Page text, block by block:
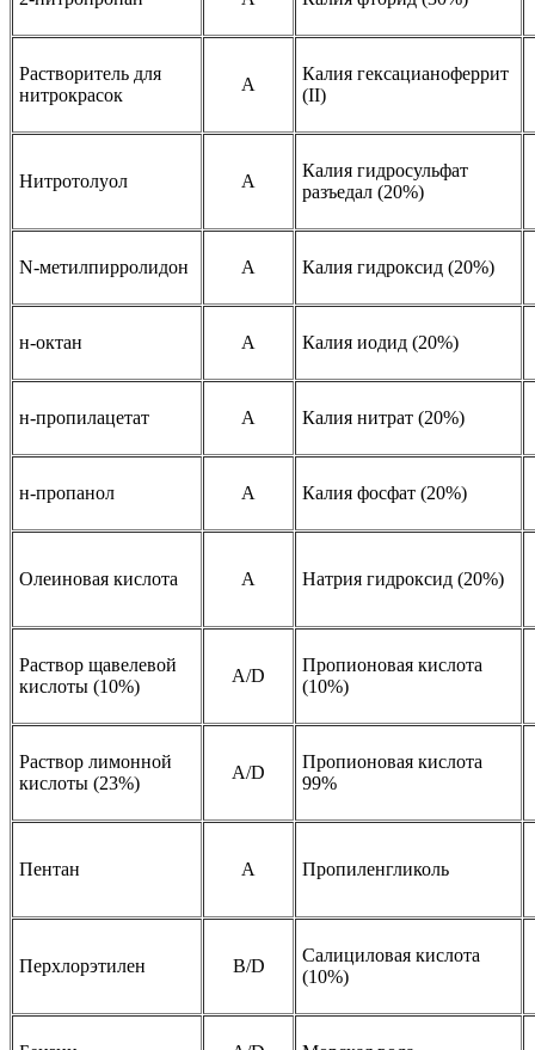
Растворитель для
нитрокрасок
A
Калия гексацианоферрит
(II)
Нитротолуол A
Калия гидросульфат
разъедал (20%)
N-метилпирролидон A Калия гидроксид (20%)
н-октан A Калия иодид (20%)
н-пропилацетат A Калия нитрат (20%)
н-пропанол A Калия фосфат (20%)
Олеиновая кислота A Натрия гидроксид (20%)
Раствор щавелевой
кислоты (10%)
А/D
Пропионовая кислота
(10%)
Раствор лимонной
кислоты (23%)
А/D
Пропионовая кислота
99%
Пентан A Пропиленгликоль
Перхлорэтилен B/D
Салициловая кислота
(10%)